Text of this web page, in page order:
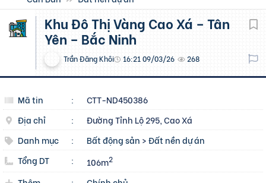
Khu Đô Thị Vàng Cao Xá – Tân
Yên – Bắc Ninh
Trần Đăng Khôi 16:21 09/03/26 268
Mã tin :
CTT-ND450386
Địa chỉ
:
Đường Tỉnh Lộ 295, Cao Xá
Danh mục
: Bất động sản >Đất nền dự án
Tổng DT
: 106m2